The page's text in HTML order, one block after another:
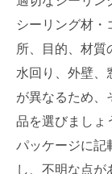
シーリング材・
所、目的、材質
水回り、外壁、
が異なるため、
品を選びましょ
パッケージに記
し、不明な点